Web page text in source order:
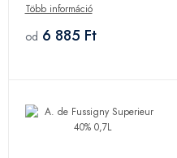
Több információ
od 6 885 Ft